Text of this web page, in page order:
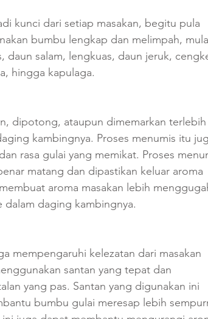
kunci dari setiap masakan, begitu pula
bumbu lengkap dan melimpah,
daun salam, lengkuas, daun jeruk,
hingga kapulaga.
dipotong, ataupun dimemarkan terlebih
kambingnya. Proses menumis itu
rasa gulai yang memikat. Proses
matang dan dipastikan keluar aroma
aroma masakan lebih
daging kambingnya.
mempengaruhi kelezatan dari masakan
santan yang tepat dan
yang pas. Santan yang digunakan ini
bumbu gulai meresap lebih